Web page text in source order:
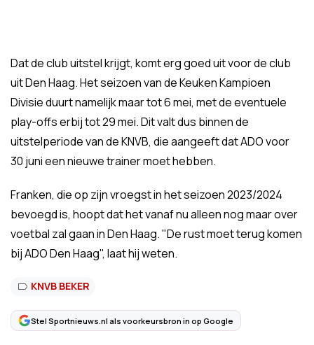
Dat de club uitstel krijgt, komt erg goed uit voor de club
uit Den Haag. Het seizoen van de Keuken Kampioen
Divisie duurt namelijk maar tot 6 mei, met de eventuele
play-offs erbij tot 29 mei. Dit valt dus binnen de
uitstelperiode van de KNVB, die aangeeft dat ADO voor
30 juni een nieuwe trainer moet hebben.
Franken, die op zijn vroegst in het seizoen 2023/2024
bevoegd is, hoopt dat het vanaf nu alleen nog maar over
voetbal zal gaan in Den Haag. "De rust moet terug komen
bij ADO Den Haag", laat hij weten.
KNVB BEKER
Stel Sportnieuws.nl als voorkeursbron in op Google